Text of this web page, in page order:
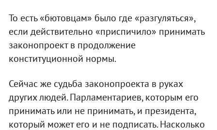
То есть «бютовцам» было где «разгуляться»,
если действительно «приспичило» принимать
законопроект в продолжение
конституционной нормы.
Сейчас же судьба законопроекта в руках
других людей. Парламентариев, которым его
принимать или не принимать, и президента,
который может его и не подписать. Насколько